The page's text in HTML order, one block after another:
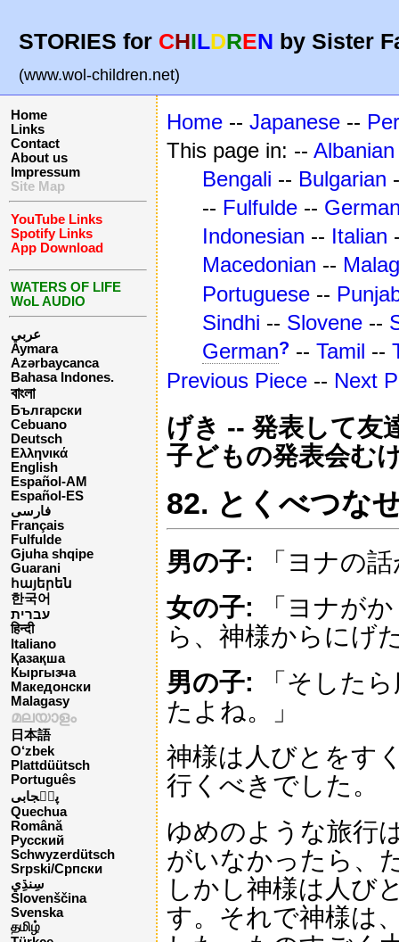
STORIES for CHILDREN by Sister
(www.wol-children.net)
Home
Links
Contact
About us
Impressum
Site Map
YouTube Links
Spotify Links
App Download
WATERS OF LIFE
WoL AUDIO
عربي
Aymara
Azərbaycanca
Bahasa Indones.
বাংলা
Български
Cebuano
Deutsch
Ελληνικά
English
Español-AM
Español-ES
فارسی
Français
Fulfulde
Gjuha shqipe
Guarani
հայերեն
한국어
עברית
हिन्दी
Italiano
Қазақша
Кыргызча
Македонски
Malagasy
മലയാളം
日本語
O‘zbek
Plattdüütsch
Português
پن٘جابی
Quechua
Română
Русский
Schwyzerdütsch
Srpski/Српски
Slovenščina
Svenska
தமிழ்
Home -- Japanese --
This page in: -- Albanian
Bengali -- Bulgarian
-- Fulfulde --
Indonesian -- Italian
Macedonian --
Portuguese --
Sindhi -- Slovene --
German? -- Tamil --
Previous Piece -- Next
げき -- 発表して友
子どもの発表会む
82. とくべつな
男の子: 「ヨナの
女の子: 「ヨナが
ら、神様からにげ
男の子: 「そした
たよね。」
神様は人びとをす
行くべきでした。
ゆめのような旅行
がいなかったら、
しかし神様は人び
す。それで神様は